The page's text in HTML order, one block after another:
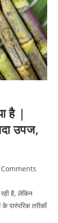
है |
उपज,
है, लेकिन
पारंपरिक तरीकों